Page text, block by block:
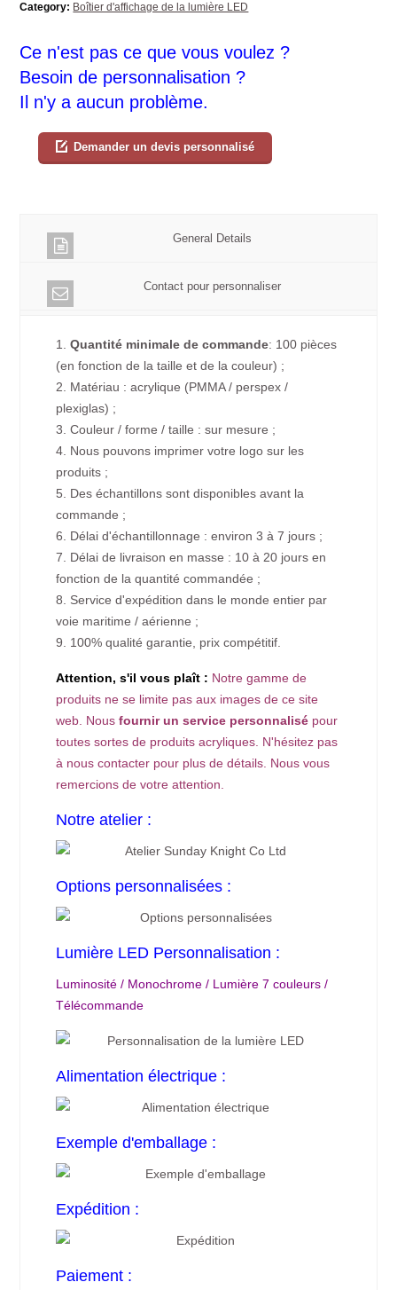
Category: Boîtier d'affichage de la lumière LED
Ce n'est pas ce que vous voulez ?
Besoin de personnalisation ?
Il n'y a aucun problème.
Demander un devis personnalisé
General Details
Contact pour personnaliser
1.Quantité minimale de commande: 100 pièces
(en fonction de la taille et de la couleur) ;
2. Matériau : acrylique (PMMA / perspex /
plexiglas) ;
3. Couleur / forme / taille : sur mesure ;
4. Nous pouvons imprimer votre logo sur les
produits ;
5. Des échantillons sont disponibles avant la
commande ;
6. Délai d'échantillonnage : environ 3 à 7 jours ;
7. Délai de livraison en masse : 10 à 20 jours en
fonction de la quantité commandée ;
8. Service d'expédition dans le monde entier par
voie maritime / aérienne ;
9. 100% qualité garantie, prix compétitif.
Attention, s'il vous plaît : Notre gamme de
produits ne se limite pas aux images de ce site
web. Nousfournir un service personnalisé pour
toutes sortes de produits acryliques. N'hésitez pas
à nous contacter pour plus de détails. Nous vous
remercions de votre attention.
Notre atelier :
Options personnalisées :
Lumière LED Personnalisation :
Luminosité / Monochrome / Lumière 7 couleurs /
Télécommande
Alimentation électrique :
Exemple d'emballage :
Expédition :
Paiement :